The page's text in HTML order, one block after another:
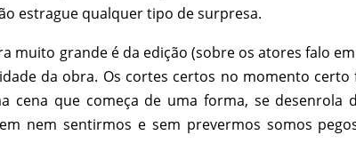
estrague qualquer tipo de surpresa.
muito grande é da edição (sobre os atores falo
da obra. Os cortes certos no momento certo
cena que começa de uma forma, se desenrola
nem sentirmos e sem prevermos somos